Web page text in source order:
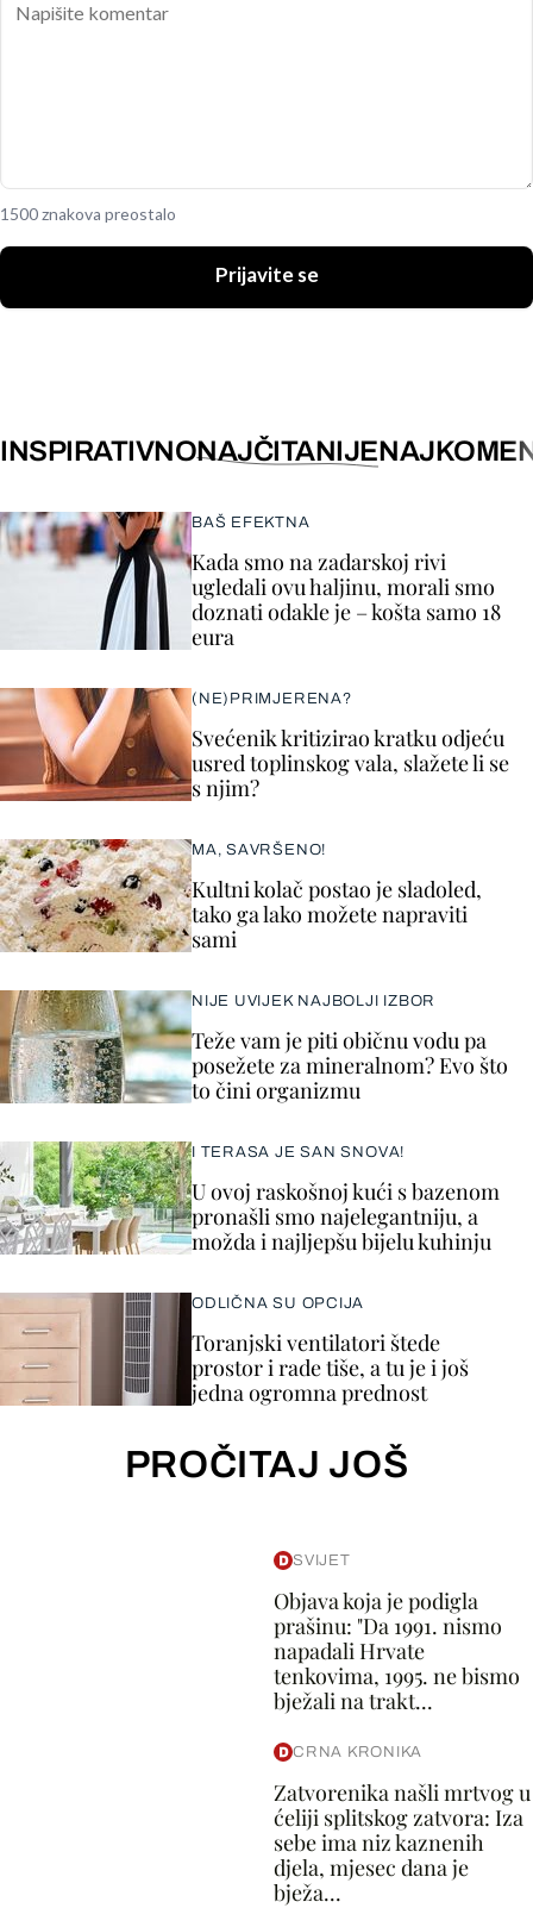
1500 znakova preostalo
Prijavite se
INSPIRATIVNONAJČITANIJE
BAŠ EFEKTNA
Kada smo na zadarskoj rivi
ugledali ovu haljinu, morali smo
doznati odakle je – košta samo 18
eura
(NE)PRIMJERENA?
Svećenik kritizirao kratku odjeću
usred toplinskog vala, slažete li se
s njim?
MA, SAVRŠENO!
Kultni kolač postao je sladoled,
tako ga lako možete napraviti
sami
NIJE UVIJEK NAJBOLJI IZBOR
Teže vam je piti običnu vodu pa
posežete za mineralnom? Evo što
to čini organizmu
I TERASA JE SAN SNOVA!
U ovoj raskošnoj kući s bazenom
pronašli smo najelegantniju, a
možda i najljepšu bijelu kuhinju
ODLIČNA SU OPCIJA
Toranjski ventilatori štede
prostor i rade tiše, a tu je i još
jedna ogromna prednost
PROČITAJ JOŠ
SVIJET
Objava koja je podigla
prašinu: "Da 1991. nismo
napadali Hrvate
tenkovima, 1995. ne bismo
bježali na trakt...
CRNA KRONIKA
Zatvorenika našli mrtvog u
ćeliji splitskog zatvora: Iza
sebe ima niz kaznenih
djela, mjesec dana je
bježa...